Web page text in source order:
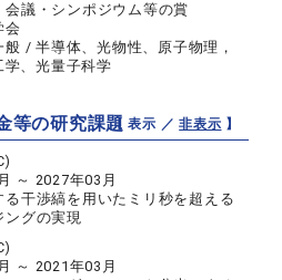
会議・シンポジウム等の賞
会
般 / 半導体、光物性、原子物理，
、光量子科学
等の研究課題【 表示 ／非表示 】
～ 2027年03月
る干渉縞を用いたミリ秒を超える
ングの実現
～ 2021年03月